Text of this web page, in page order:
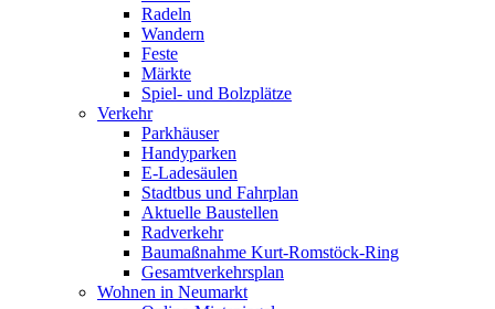
Radeln
Wandern
Feste
Märkte
Spiel- und Bolzplätze
Verkehr
Parkhäuser
Handyparken
E-Ladesäulen
Stadtbus und Fahrplan
Aktuelle Baustellen
Radverkehr
Baumaßnahme Kurt-Romstöck-Ring
Gesamtverkehrsplan
Wohnen in Neumarkt